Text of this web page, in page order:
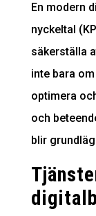
En modern
nyckeltal
säkerställa
inte bara
optimera
och
blir